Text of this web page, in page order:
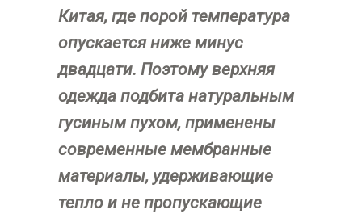
Китая, где порой температура
опускается ниже минус
двадцати. Поэтому верхняя
одежда подбита натуральным
гусиным пухом, применены
современные мембранные
материалы, удерживающие
тепло и не пропускающие